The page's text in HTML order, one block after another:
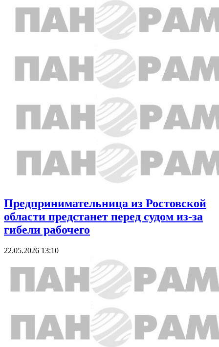
Предпринимательница из Ростовской
области предстанет перед судом из-за
гибели рабочего
22.05.2026 13:10